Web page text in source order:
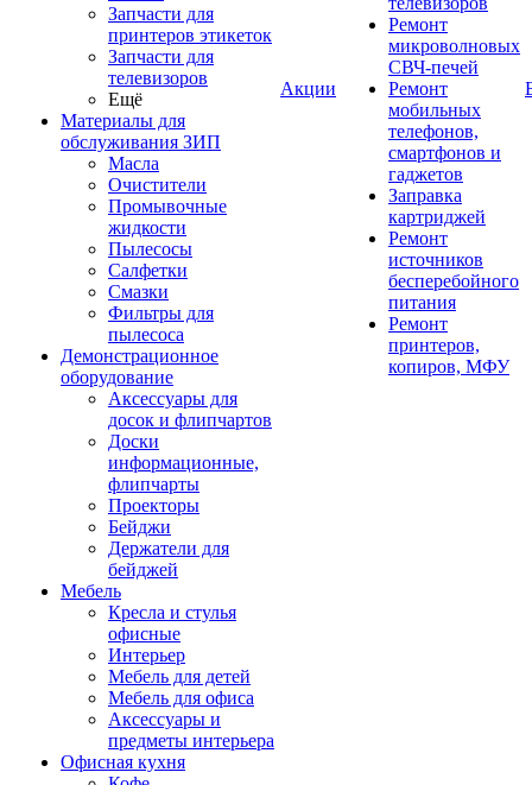
Запчасти для
принтеров этикеток
Запчасти для
телевизоров
Ещё
Материалы для
обслуживания ЗИП
Масла
Очистители
Промывочные
жидкости
Пылесосы
Салфетки
Смазки
Фильтры для
пылесоса
Демонстрационное
оборудование
Аксессуары для
досок и флипчартов
Доски
информационные,
флипчарты
Проекторы
Бейджи
Держатели для
бейджей
Мебель
Кресла и стулья
офисные
Интерьер
Мебель для детей
Мебель для офиса
Аксессуары и
предметы интерьера
Офисная кухня
Акции
Ремонт
микроволновых
СВЧ-печей
Ремонт
мобильных
телефонов,
смартфонов и
гаджетов
Заправка
картриджей
Ремонт
источников
бесперебойного
питания
Ремонт
принтеров,
копиров, МФУ